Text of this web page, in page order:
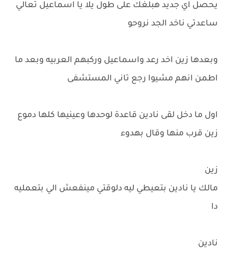
يحصل اي جديد هبلغك على طول يلا يا اسماعيل تعالي
ساعدتي ناخد الجد نروحو
وبعدها زين اخد رعد واسماعيل وركبهم العربيه وبعد ما
اطمن انهم مشيوا رجع تاني المستشفى
اول ما دخل لقى نادين قاعدة لوحدها وعينيها كلها دموع
زين قرب منها وقال بهدوء
زين
مالك يا نادين بتعيطي ليه دلوقتي مينفعش الي بتعمليه
دا
نادين